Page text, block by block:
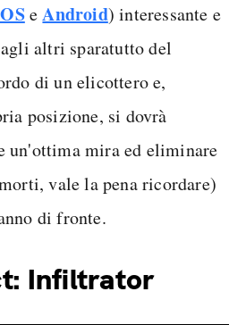
eAndroid) interessante e
altri sparatutto del
di un elicottero e,
posizione, si dovrà
un'ottima mira ed eliminare
vale la pena ricordare)
di fronte.
Infiltrator